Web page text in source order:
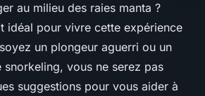
au milieu des raies manta ?
idéal pour vivre cette expérience
un plongeur aguerri ou un
snorkeling, vous ne serez pas
suggestions pour vous aider à